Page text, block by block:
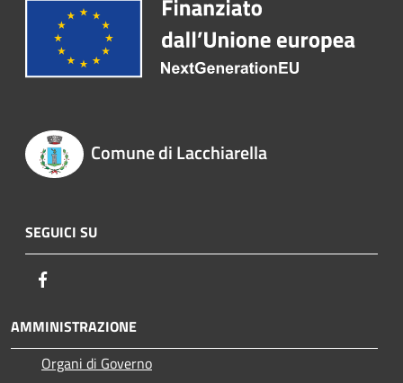
Comune di Lacchiarella
SEGUICI SU
AMMINISTRAZIONE
Organi di Governo